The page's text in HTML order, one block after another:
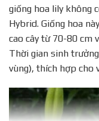
giống hoa lily không
Hybrid. Giống hoa
cao cây từ 70-80 cm
Thời gian sinh
vùng), thích hợp cho